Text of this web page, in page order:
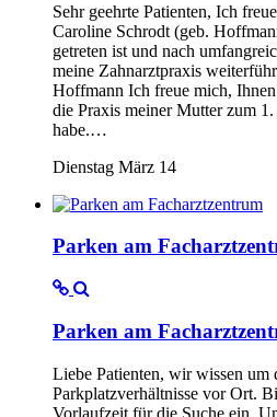
Sehr geehrte Patienten, Ich
Caroline Schrodt (geb.
getreten ist und nach
meine Zahnarztpraxis
Hoffmann Ich freue mich,
die Praxis meiner Mutter zum
habe.…
Dienstag März 14
Parken am
Parken am
Liebe Patienten, wir wissen um
Parkplatzverhältnisse vor Ort.
Vorlaufzeit für die Suche ein.